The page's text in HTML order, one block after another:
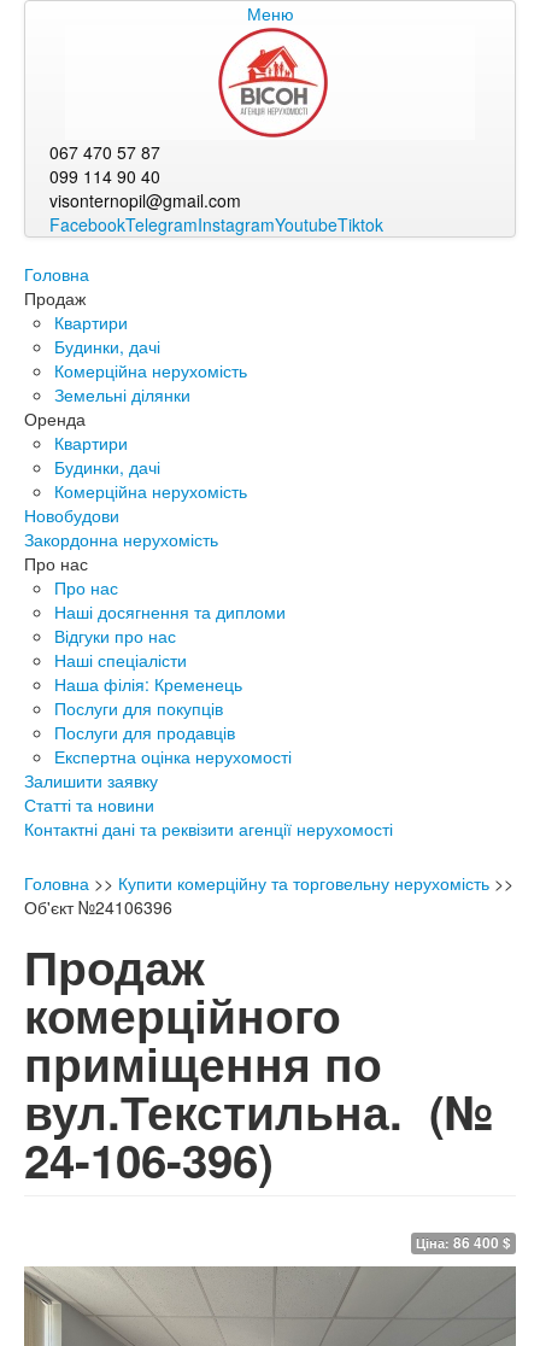
Меню
067 470 57 87
099 114 90 40
visonternopil@gmail.com
FacebookTelegramInstagramYoutubeTiktok
Головна
Продаж
Квартири
Будинки, дачі
Комерційна нерухомість
Земельні ділянки
Оренда
Квартири
Будинки, дачі
Комерційна нерухомість
Новобудови
Закордонна нерухомість
Про нас
Про нас
Наші досягнення та дипломи
Відгуки про нас
Наші спеціалісти
Наша філія: Кременець
Послуги для покупців
Послуги для продавців
Експертна оцінка нерухомості
Залишити заявку
Статті та новини
Контактні дані та реквізити агенції нерухомості
Головна >> Купити комерційну та торговельну нерухомість >>
Об'єкт №24106396
Продаж
комерційного
приміщення по
вул.Текстильна. (№
24-106-396)
Ціна: 86 400 $